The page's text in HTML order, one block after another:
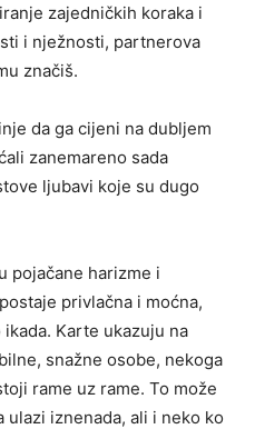
zajedničkih koraka i
i nježnosti, partnerova
značiš.
da ga cijeni na dubljem
zanemareno sada
ljubavi koje su dugo
pojačane harizme i
privlačna i moćna,
Karte ukazuju na
snažne osobe, nekoga
rame uz rame. To može
iznenada, ali i neko ko